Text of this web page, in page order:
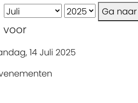
Ga
voor
14 Juli 2025